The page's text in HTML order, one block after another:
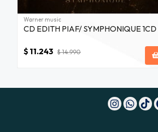
Warner music
CD EDITH PIAF/ SYMPHONIQUE 1CD
$ 11.243 $ 14.990